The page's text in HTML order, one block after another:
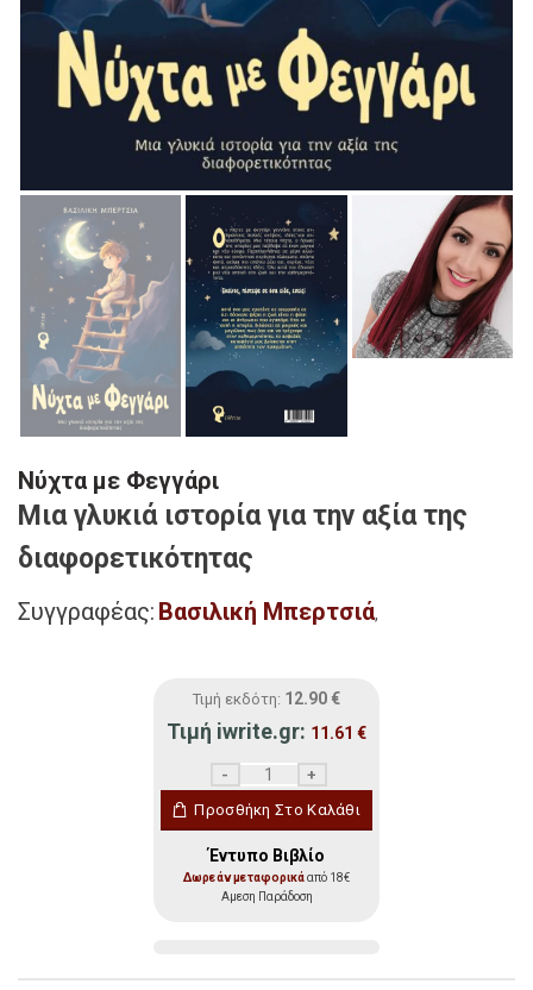
Νύχτα με Φεγγάρι
Μια γλυκιά ιστορία για την αξία της
διαφορετικότητας
Συγγραφέας: Βασιλική Μπερτσιά,
Τιμή εκδότη: 12.90 €
Τιμή iwrite.gr: 11.61 €
Προσθήκη Στο Καλάθι
Έντυπο Βιβλίο
Δωρεάν μεταφορικάαπό 18€
Αμεση Παράδοση